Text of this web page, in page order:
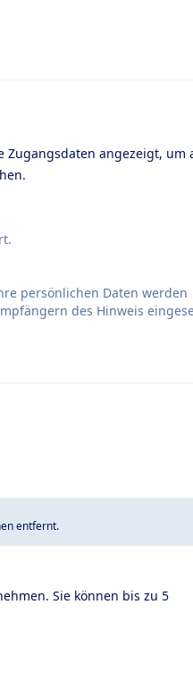
Zugangsdaten angezeigt, um
persönlichen Daten werden
des Hinweis
entfernt.
Sie können bis zu 5